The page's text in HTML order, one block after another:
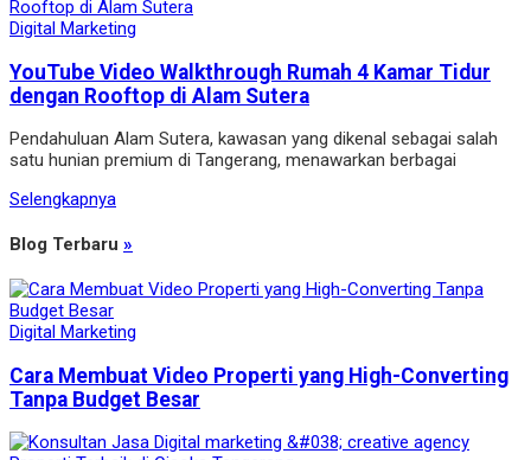
Digital Marketing
YouTube Video Walkthrough Rumah 4 Kamar Tidur
dengan Rooftop di Alam Sutera
Pendahuluan Alam Sutera, kawasan yang dikenal sebagai salah
satu hunian premium di Tangerang, menawarkan berbagai
Selengkapnya
Blog Terbaru »
Digital Marketing
Cara Membuat Video Properti yang High-Converting
Tanpa Budget Besar